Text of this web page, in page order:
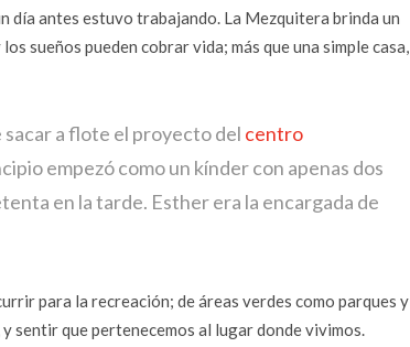
día antes estuvo trabajando. La Mezquitera brinda un
sueños pueden cobrar vida; más que una simple casa,
a flote el proyecto del centro
empezó como un kínder con apenas dos
en la tarde. Esther era la encargada de
para la recreación; de áreas verdes como parques y
sentir que pertenecemos al lugar donde vivimos.